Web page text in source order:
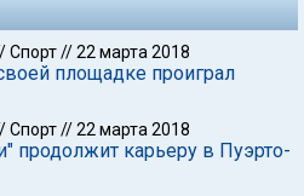
Спорт//22 марта 2018
площадке проиграл
Спорт//22 марта 2018
продолжит карьеру в Пуэрто-